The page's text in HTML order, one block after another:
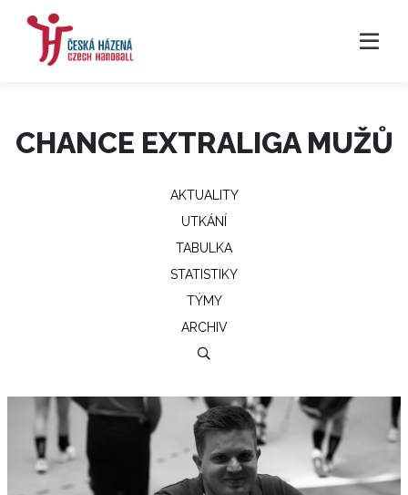
CHANCE EXTRALIGA MUŽŮ
AKTUALITY
UTKÁNÍ
TABULKA
STATISTIKY
TÝMY
ARCHIV